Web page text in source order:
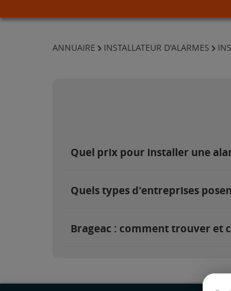
ANNUAIRE INSTALLATEUR D'ALARMES
Quel prix pour installer une
Quels types d'entreprises
Brageac : comment trouver et